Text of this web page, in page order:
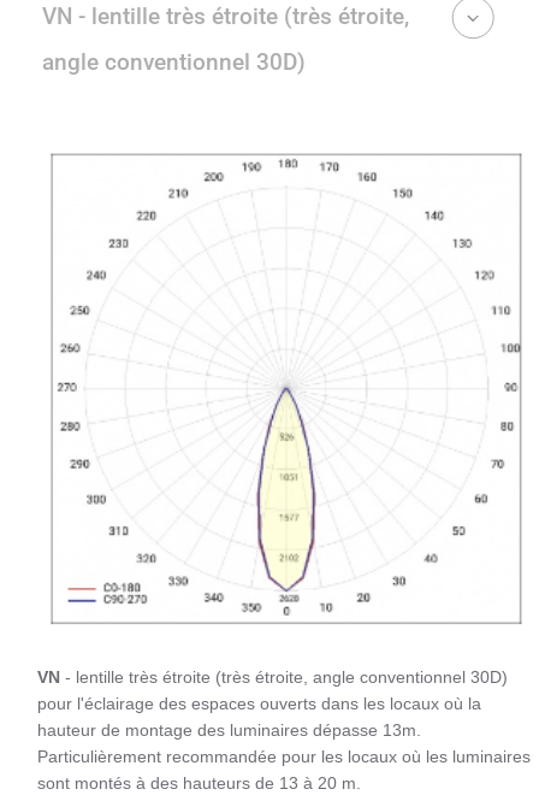
VN - lentille très étroite (très étroite,
angle conventionnel 30D)
VN - lentille très étroite (très étroite, angle conventionnel 30D)
pour l'éclairage des espaces ouverts dans les locaux où la
hauteur de montage des luminaires dépasse 13m.
Particulièrement recommandée pour les locaux où les luminaires
sont montés à des hauteurs de 13 à 20 m.